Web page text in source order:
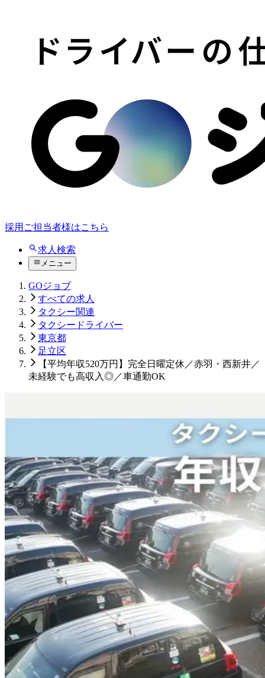
採用ご担当者様はこちら
求人検索
メニュー
GOジョブ
すべての求人
タクシー関連
タクシードライバー
東京都
足立区
【平均年収520万円】完全日曜定休／赤羽・西新井／
未経験でも高収入◎／車通勤OK